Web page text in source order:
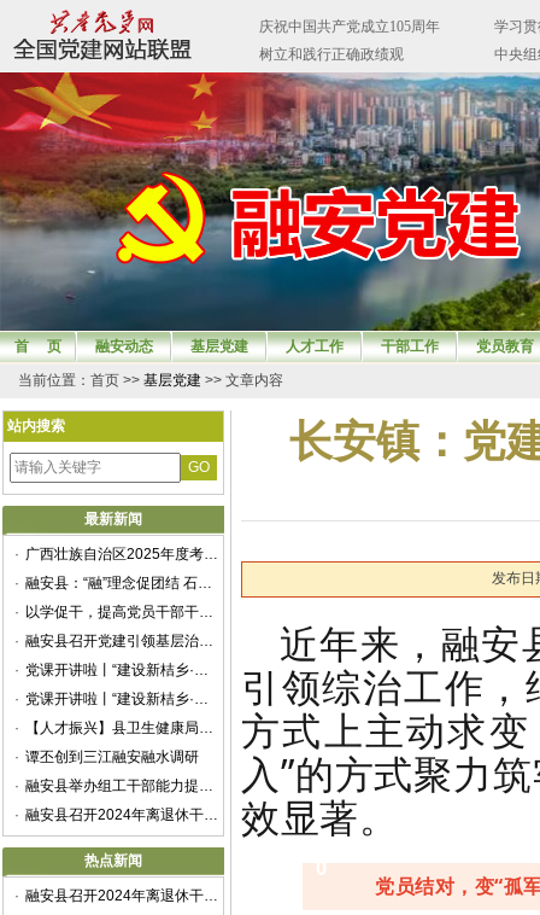
首 页 融安动态 基层党建 人才工作 干部工作
党员教育
当前位置：首页 >> 基层党建 >> 文章内容
站内搜索
最新新闻
·
广西壮族自治区2025年度考试录用公务员公告
·
融安县：“融”理念促团结 石榴花开籽籽红
·
以学促干，提高党员干部干事创业本领
·
融安县召开党建引领基层治理协调机制第一次全体会议
·
党课开讲啦丨“建设新桔乡·建功新时代”——融安县举办“党课开讲啦”微党课展示交流活动
·
党课开讲啦丨“建设新桔乡·建功新时代”——融安县举办“党课开讲啦”微党课展示交流活动
·
【人才振兴】县卫生健康局：多措并举绘好卫生人才建设“新篇章”
· 谭丕创到三江融安融水调研
·
融安县举办组工干部能力提升暨抓党建促乡村振兴专题培训班
·
融安县召开2024年离退休干部重阳节座谈会
热点新闻
·
融安县召开2024年离退休干部重阳节座谈会
长安镇：党
发布日
近年来，融安
引领综治工作，
方式上主动求
入”的方式聚力
效显著。
0
党员结对，变“孤